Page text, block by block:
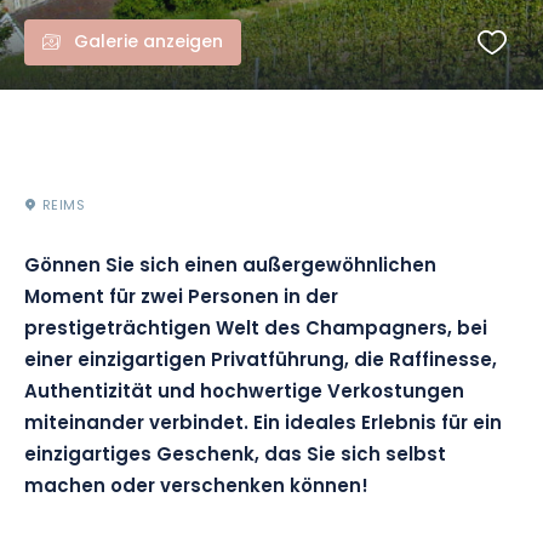
Galerie anzeigen
REIMS
Gönnen Sie sich einen außergewöhnlichen
Moment für zwei Personen in der
prestigeträchtigen Welt des Champagners, bei
einer einzigartigen Privatführung, die Raffinesse,
Authentizität und hochwertige Verkostungen
miteinander verbindet. Ein ideales Erlebnis für ein
einzigartiges Geschenk, das Sie sich selbst
machen oder verschenken können!